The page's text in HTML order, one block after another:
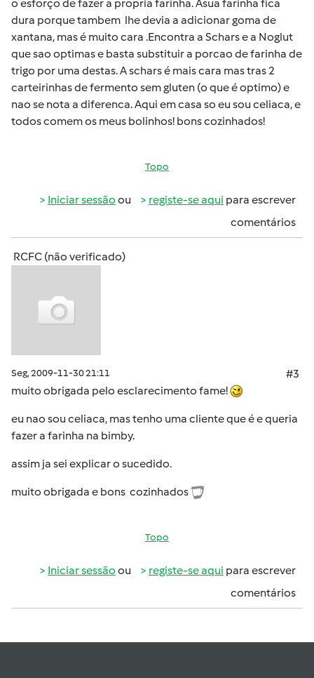
o esforço de fazer a propria farinha. Asua farinha fica
dura porque tambem lhe devia a adicionar goma de
xantana, mas é muito cara .Encontra a Schars e a Noglut
que sao optimas e basta substituir a porcao de farinha de
trigo por uma destas. A schars é mais cara mas tras 2
carteirinhas de fermento sem gluten (o que é optimo) e
nao se nota a diferenca. Aqui em casa so eu sou celiaca, e
todos comem os meus bolinhos! bons cozinhados!
Topo
Iniciar sessão ou registe-se aqui para escrever
comentários
RCFC (não verificado)
Seg, 2009-11-30 21:11
#3
muito obrigada pelo esclarecimento fame!
eu nao sou celiaca, mas tenho uma cliente que é e queria
fazer a farinha na bimby.
assim ja sei explicar o sucedido.
muito obrigada e bons cozinhados
Topo
Iniciar sessão ou registe-se aqui para escrever
comentários